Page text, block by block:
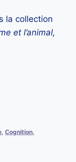
la collection
et l’animal,
, Cognition,